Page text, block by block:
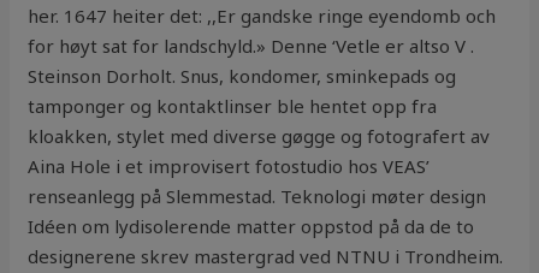
her. 1647 heiter det: ,,Er gandske ringe eyendomb och
for høyt sat for landschyld.» Denne ‘Vetle er altso V .
Steinson Dorholt. Snus, kondomer, sminkepads og
tamponger og kontaktlinser ble hentet opp fra
kloakken, stylet med diverse gøgge og fotografert av
Aina Hole i et improvisert fotostudio hos VEAS’
renseanlegg på Slemmestad. Teknologi møter design
Idéen om lydisolerende matter oppstod på da de to
designerene skrev mastergrad ved NTNU i Trondheim.